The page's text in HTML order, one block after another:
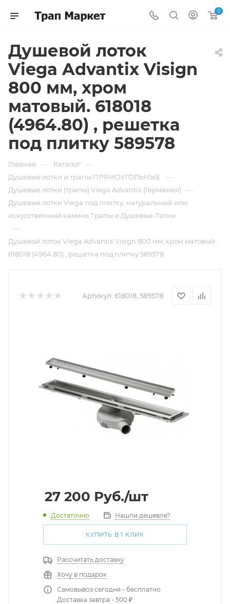
0
Душевой лоток
Viega Advantix Visign
800 мм, хром
матовый. 618018
(4964.80) , решетка
под плитку 589578
Главная — Каталог —
Душевые лотки и трапы ПРЯМОУГОЛЬНЫЕ —
Душевые лотки (трапы) Viega Advantix (Германия) —
Душевые лотки Viega под плитку, натуральный или
искусственный камень;Трапы и Душевые Лотки
—
Душевой лоток Viega Advantix Visign 800 мм, хром матовый.
618018 (4964.80) , решетка под плитку 589578
Артикул: 618018, 589578
27 200 Руб./шт
Достаточно Нашли дешевле?
КУПИТЬ В 1 КЛИК
Рассчитать доставку
Хочу в подарок
Самовывоз сегодня - бесплатно
Доставка завтра - 500 ₽